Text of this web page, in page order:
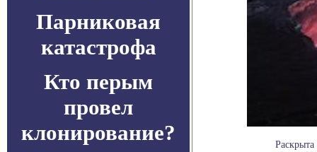
Парниковая
катастрофа
Кто перым
провел
клонирование?